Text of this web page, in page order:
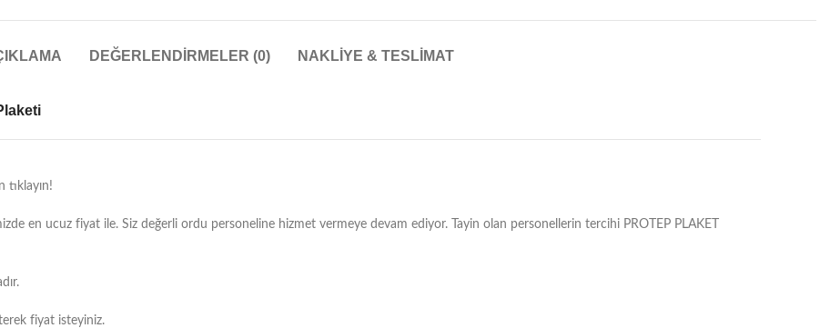
DEĞERLENDIRMELER (0) NAKLIYE & TESLIMAT
tıklayın!
en ucuz fiyat ile. Siz değerli ordu personeline hizmet vermeye devam ediyor. Tayin olan personellerin tercihi PROTEP PLAKET
fiyat isteyiniz.